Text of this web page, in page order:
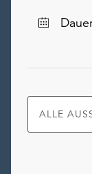
ALLE